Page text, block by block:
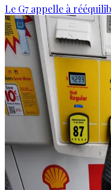
Le G7 appelle à